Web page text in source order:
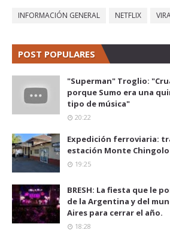
INFORMACIÓN GENERAL NETFLIX
POST POPULARES
"Superman" Troglio:
porque Sumo era una
tipo de música"
20:22
Expedición ferroviaria:
estación Monte Chingolo
19:25
BRESH: La fiesta que le
de la Argentina y del
Aires para cerrar el año.
18:28